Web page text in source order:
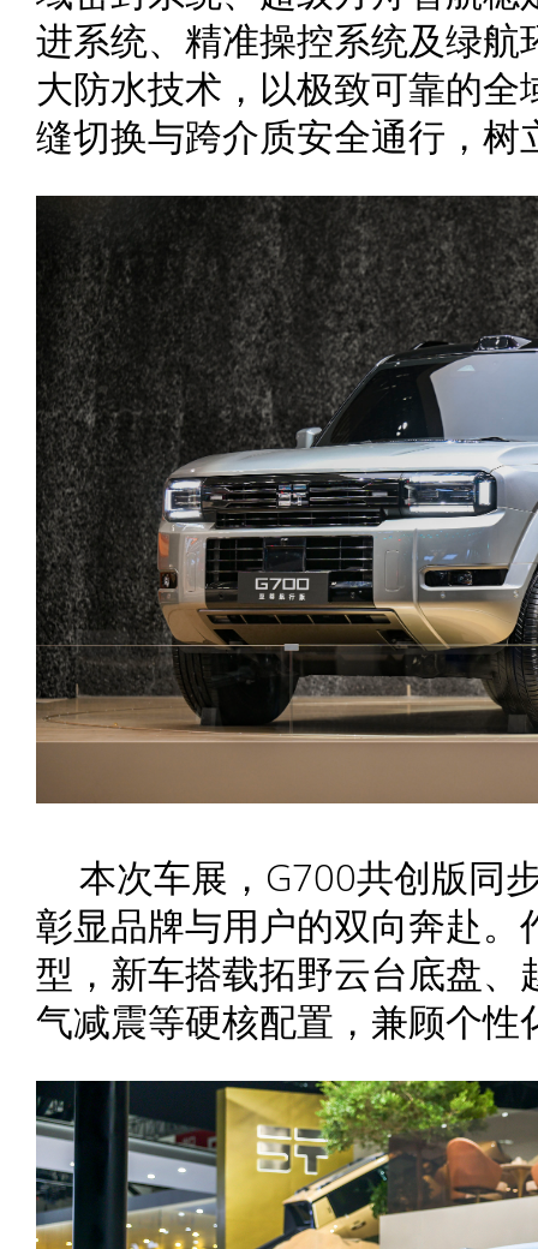
进系统、精准操控系统及绿
大防水技术，以极致可靠的
缝切换与跨介质安全通行，
本次车展，G700共创版同
彰显品牌与用户的双向奔赴
型，新车搭载拓野云台底盘、
气减震等硬核配置，兼顾个性